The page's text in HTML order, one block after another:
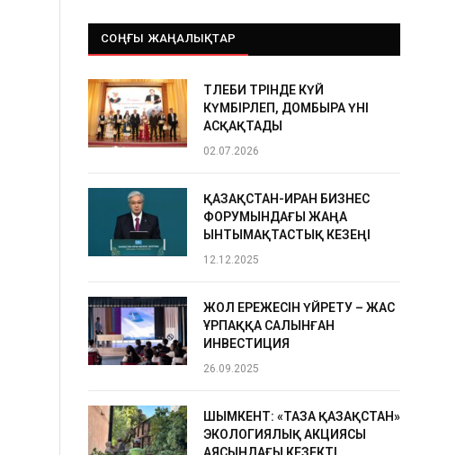
СОҢҒЫ ЖАҢАЛЫҚТАР
ТӨЛЕБИ ТӨРІНДЕ КҮЙ
КҮМБІРЛЕП, ДОМБЫРА ҮНІ
АСҚАҚТАДЫ
02.07.2026
ҚАЗАҚСТАН-ИРАН БИЗНЕС
ФОРУМЫНДАҒЫ ЖАҢА
ЫНТЫМАҚТАСТЫҚ КЕЗЕҢІ
12.12.2025
ЖОЛ ЕРЕЖЕСІН ҮЙРЕТУ – ЖАС
ҰРПАҚҚА САЛЫНҒАН
ИНВЕСТИЦИЯ
26.09.2025
ШЫМКЕНТ: «ТАЗА ҚАЗАҚСТАН»
ЭКОЛОГИЯЛЫҚ АКЦИЯСЫ